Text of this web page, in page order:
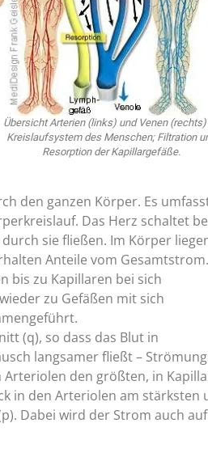
Übersicht Arterien (links) und Venen
Kreislaufsystem des Menschen; Filtration
Resorption der Kapillargefäße.
den ganzen Körper. Es
Das Herz schaltet
sie fließen. Im Körper
Anteile vom Gesamtstrom.
bis zu Kapillaren bei sich
zu Gefäßen mit sich
(q), so dass das Blut in
langsamer fließt –
Arteriolen den größten, in
in den Arteriolen am stärksten
Dabei wird der Strom auch